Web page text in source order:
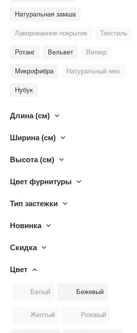
Натуральная замша
Лакированное покрытие Текстиль
Ротанг Вельвет Велюр
Микрофибра Натуральный мех
Нубук
Длина (см)
Ширина (см)
Высота (см)
Цвет фурнитуры
Тип застежки
Новинка
Скидка
Цвет
Белый Бежевый
Желтый Розовый